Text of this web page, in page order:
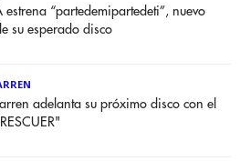
estrena “partedemipartedeti”, nuevo
su esperado disco
adelanta su próximo disco con el